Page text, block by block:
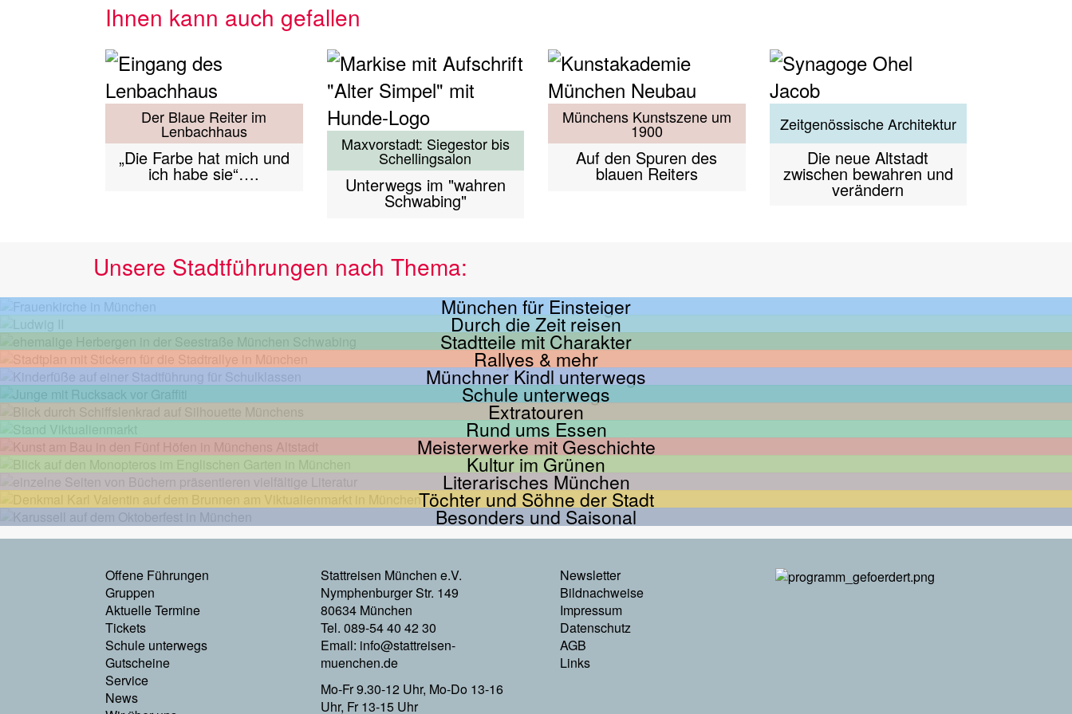
Ihnen kann auch gefallen
Der Blaue Reiter im
Lenbachhaus
„Die Farbe hat mich und
ich habe sie“….
Maxvorstadt: Siegestor bis
Schellingsalon
Unterwegs im "wahren
Schwabing"
Münchens Kunstszene um
1900
Auf den Spuren des
blauen Reiters
Zeitgenössische Architektur
Die neue Altstadt
zwischen bewahren und
verändern
Unsere Stadtführungen nach Thema:
München für Einsteiger
Durch die Zeit reisen
Stadtteile mit Charakter
Rallyes & mehr
Münchner Kindl unterwegs
Schule unterwegs
Extratouren
Rund ums Essen
Meisterwerke mit Geschichte
Kultur im Grünen
Literarisches München
Töchter und Söhne der Stadt
Besonders und Saisonal
Footermenu
Links
Offene Führungen
Gruppen
Aktuelle Termine
Tickets
Schule unterwegs
Gutscheine
Service
News
Stattreisen München e.V.
Nymphenburger Str. 149
80634 München
Tel. 089-54 40 42 30
Email: info@stattreisen-
muenchen.de
Mo-Fr 9.30-12 Uhr, Mo-Do 13-16
Uhr, Fr 13-15 Uhr
Footer
Menu
Rechts
Newsletter
Bildnachweise
Impressum
Datenschutz
AGB
Links